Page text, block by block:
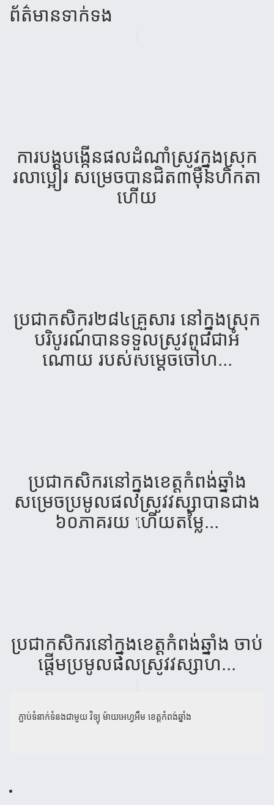
ព័ត៌មាន​ទាក់​ទង
ការបង្ក​បង្កើន​ផល​ដំណាំ​ស្រូវ​ក្នុងស្រុក
រលាប្អៀរ សម្រេច​បាន​ជិត​៣​ម៉ឺន​​ហិក​​តា
ហើយ​
ប្រ​ជា​ក​សិ​ករ​២៨៤​គ្រួ​សារ​ នៅ​ក្នុង​ស្រុក​
បរិ​បូរណ៍​បាន​ទទួល​ស្រូវ​ពូជ​ជា​អំ​
ណោយ​ របស់​សម្តេច​ចៅ​ហ...
ប្រជា​កសិករ​នៅ​ក្នុង​ខេត្ត​កំពង់​ឆ្នាំង​
សម្រេច​ប្រមូល​ផល​ស្រូវ​វស្សា​​បាន​ជាង​
៦០​ភាគ​រយ​ ហើយ​​តម្លៃ...
ប្រជា​កសិករ​​​នៅក្នុង​​​​​​​ខេត្ត​កំពង់​ឆ្នាំង​ ចាប់​​​​​​​​​​​​​
ផ្តើម​​ប្រមូល​​​​ផល​​​ស្រូវ​វស្សា​ហ...
ភ្ជាប់ទំនាក់ទំនងជាមួយវិទ្យុ ម៉ាយអេហ្វអឹម ខេត្តកំពង់ឆ្នាំង